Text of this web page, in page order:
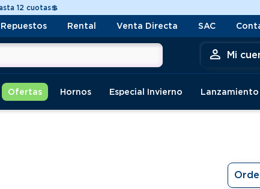
todo Chile🚚
Repuestos Rental Venta Directa SAC
Mi
Ofertas Hornos Especial Invierno Lanzamiento